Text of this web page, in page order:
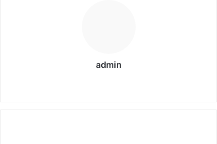
admin
eit